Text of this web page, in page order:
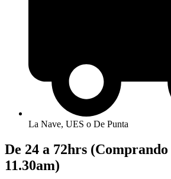
La Nave, UES o De Punta
De 24 a 72hrs (Comprando
11.30am)